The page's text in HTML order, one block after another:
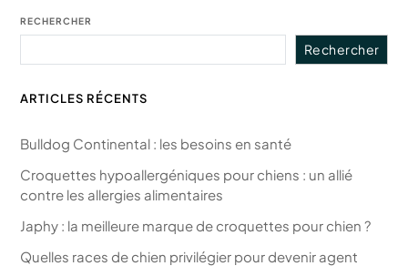
RECHERCHER
Rechercher
ARTICLES RÉCENTS
Bulldog Continental : les besoins en santé
Croquettes hypoallergéniques pour chiens : un allié
contre les allergies alimentaires
Japhy : la meilleure marque de croquettes pour chien ?
Quelles races de chien privilégier pour devenir agent